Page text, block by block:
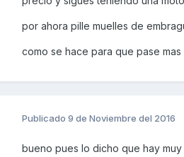
por ahora pille muelles de
como se hace para que pase
Publicado 9 de Noviembre del 2016
bueno pues lo dicho que hay